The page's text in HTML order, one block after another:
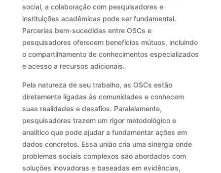
social, a colaboração com pesquisadores e
instituições acadêmicas pode ser fundamental.
Parcerias bem-sucedidas entre OSCs e
pesquisadores oferecem benefícios mútuos, incluindo
o compartilhamento de conhecimentos especializados
e acesso a recursos adicionais.
Pela natureza de seu trabalho, as OSCs estão
diretamente ligadas às comunidades e conhecem
suas realidades e desafios. Paralelamente,
pesquisadores trazem um rigor metodológico e
analítico que pode ajudar a fundamentar ações em
dados concretos. Essa união cria uma sinergia onde
problemas sociais complexos são abordados com
soluções inovadoras e baseadas em evidências,